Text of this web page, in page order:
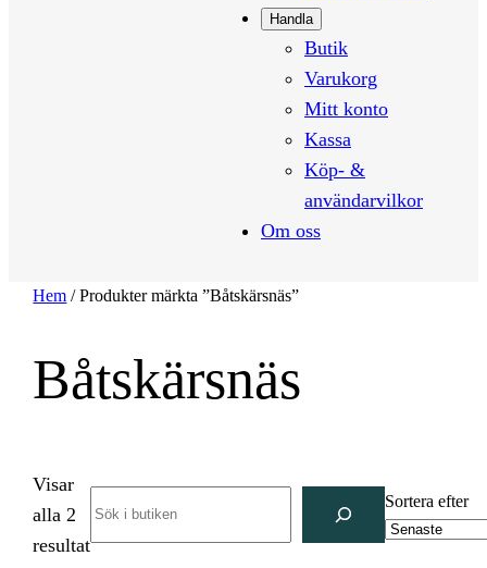
Handla
Butik
Varukorg
Mitt konto
Kassa
Köp- &
användarvilkor
Om oss
Hem / Produkter märkta ”Båtskärsnäs”
Båtskärsnäs
Visar
alla 2
resultatSortera
Sortera efter